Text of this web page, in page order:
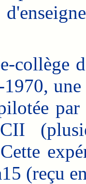
collège
(reçu